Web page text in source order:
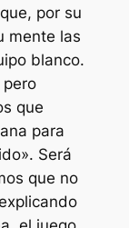
por su
mente las
blanco.
pero
que
para
Será
que no